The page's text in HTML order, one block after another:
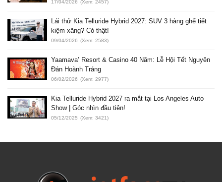
17/04/2026 (Xem: 2457)
Lái thử Kia Telluride Hybrid 2027: SUV 3 hàng ghế tiết
kiệm xăng? Có thật!
09/04/2026 (Xem: 2583)
Yaamava’ Resort & Casino 40 Năm: Lễ Hội Tết Nguyên
Đán Hoành Tráng
06/02/2026 (Xem: 2977)
Kia Telluride Hybrid 2027 ra mắt tại Los Angeles Auto
Show | Góc nhìn đầu tiên!
05/12/2025 (Xem: 3421)